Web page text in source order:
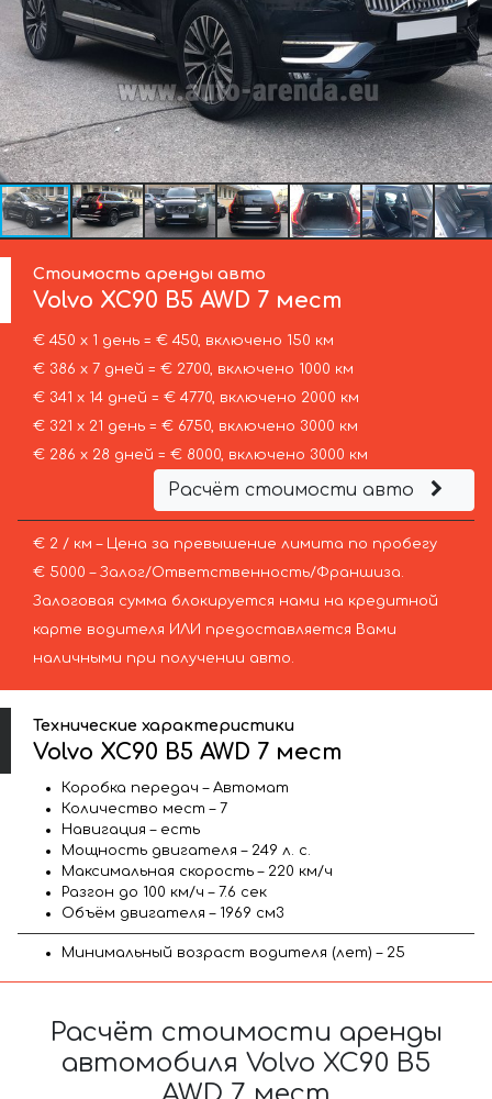
Стоимость аренды авто
Volvo XC90 B5 AWD 7 мест
€ 450 х 1 день = € 450, включено 150 км
€ 386 х 7 дней = € 2700, включено 1000 км
€ 341 х 14 дней = € 4770, включено 2000 км
€ 321 х 21 день = € 6750, включено 3000 км
€ 286 х 28 дней = € 8000, включено 3000 км
Расчёт стоимости авто
€ 2 / км – Цена за превышение лимита по пробегу
€ 5000 – Залог/Ответственность/Франшиза.
Залоговая сумма блокируется нами на кредитной
карте водителя ИЛИ предоставляется Вами
наличными при получении авто.
Технические характеристики
Volvo XC90 B5 AWD 7 мест
Коробка передач – Автомат
Количество мест – 7
Навигация – есть
Мощность двигателя – 249 л. с.
Максимальная скорость – 220 км/ч
Разгон до 100 км/ч – 7.6 сек
Объём двигателя – 1969 см3
Минимальный возраст водителя (лет) – 25
Расчёт стоимости аренды
автомобиля Volvo XC90 B5